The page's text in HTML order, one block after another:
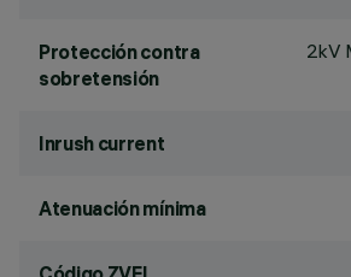
Protección contra
sobretensión
2kV
Inrush current
Atenuación mínima